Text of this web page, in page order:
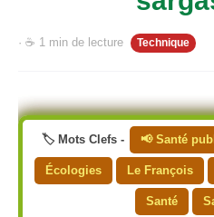
· ☕ 1 min de lecture Technique
🏷️ Mots Clefs - 📢 Santé
Écologies Le François
Santé